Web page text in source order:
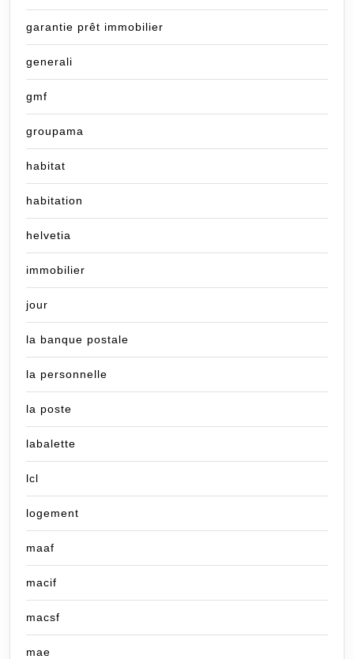
garantie prêt immobilier
generali
gmf
groupama
habitat
habitation
helvetia
immobilier
jour
la banque postale
la personnelle
la poste
labalette
lcl
logement
maaf
macif
macsf
mae